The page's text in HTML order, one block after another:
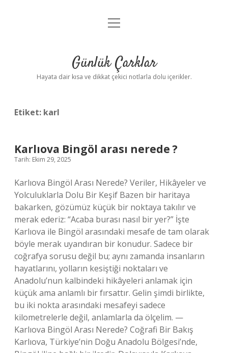
Anasayfa
Yasal Uyarı
menüyü
Günlük Çarklar
Hayata dair kısa ve dikkat çekici notlarla dolu içerikler.
Etiket: karl
Karlıova Bingöl arası nerede ?
Tarih: Ekim 29, 2025
Karlıova Bingöl Arası Nerede? Veriler, Hikâyeler ve
Yolculuklarla Dolu Bir Keşif Bazen bir haritaya
bakarken, gözümüz küçük bir noktaya takılır ve
merak ederiz: “Acaba burası nasıl bir yer?” İşte
Karlıova ile Bingöl arasındaki mesafe de tam olarak
böyle merak uyandıran bir konudur. Sadece bir
coğrafya sorusu değil bu; aynı zamanda insanların
hayatlarını, yolların kesiştiği noktaları ve
Anadolu’nun kalbindeki hikâyeleri anlamak için
küçük ama anlamlı bir fırsattır. Gelin şimdi birlikte,
bu iki nokta arasındaki mesafeyi sadece
kilometrelerle değil, anlamlarla da ölçelim. —
Karlıova Bingöl Arası Nerede? Coğrafi Bir Bakış
Karlıova, Türkiye’nin Doğu Anadolu Bölgesi’nde,